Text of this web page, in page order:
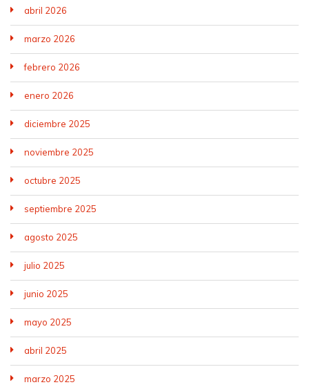
abril 2026
marzo 2026
febrero 2026
enero 2026
diciembre 2025
noviembre 2025
octubre 2025
septiembre 2025
agosto 2025
julio 2025
junio 2025
mayo 2025
abril 2025
marzo 2025